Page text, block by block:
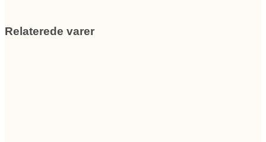
Relaterede varer